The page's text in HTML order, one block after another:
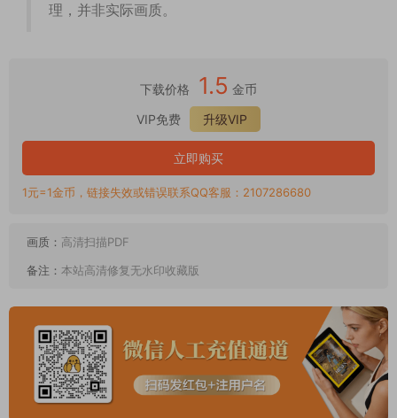
理，并非实际画质。
下载价格 1.5 金币
VIP免费
升级VIP
立即购买
1元=1金币，链接失效或错误联系QQ客服：2107286680
画质： 高清扫描PDF
备注： 本站高清修复无水印收藏版